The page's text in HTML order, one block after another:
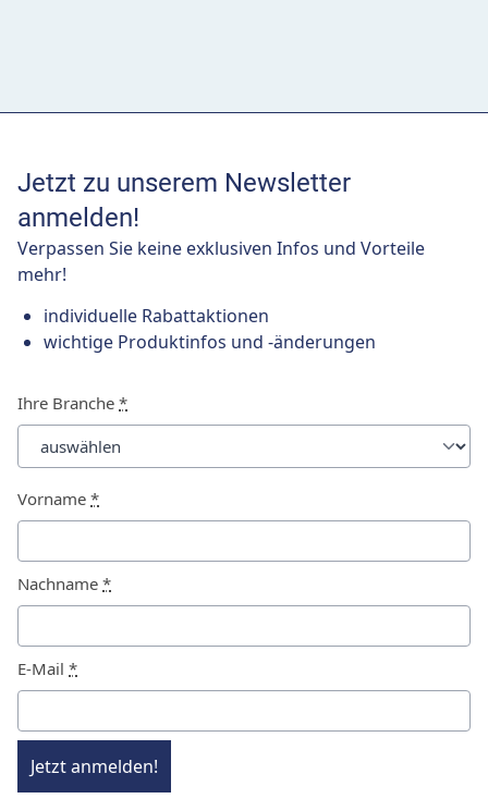
Jetzt zu unserem Newsletter
anmelden!
Verpassen Sie keine exklusiven Infos und Vorteile
mehr!
individuelle Rabattaktionen
wichtige Produktinfos und -änderungen
Ihre Branche *
Vorname *
Nachname *
E-Mail *
Jetzt anmelden!